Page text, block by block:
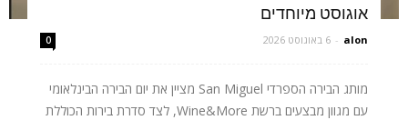
אוגוסט מיוחדים
alon
- 6 באוגוסט 2026 0
מותג הבירה הספרדי San Miguel מציין את יום הבירה הבינלאומי
עם מגוון מבצעים ברשת Wine&More, לצד סדרת בירות הכוללת